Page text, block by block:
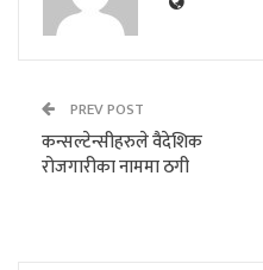
PREV POST
कन्सल्टेन्सीहरुले वैदेशिक
रोजगारीका नाममा ठगी